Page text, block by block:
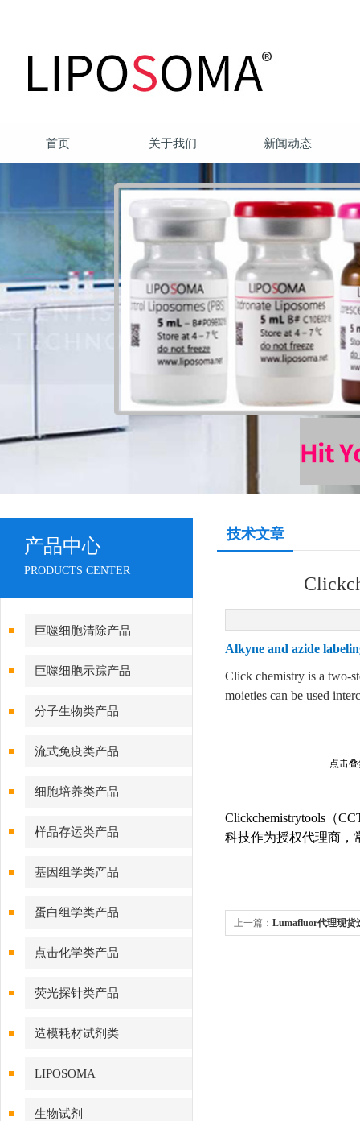
首页 关于我们 新闻动态
产品中心
PRODUCTS CENTER
巨噬细胞清除产品
巨噬细胞示踪产品
分子生物类产品
流式免疫类产品
细胞培养类产品
样品存运类产品
基因组学类产品
蛋白组学类产品
点击化学类产品
荧光探针类产品
造模耗材试剂类
LIPOSOMA
生物试剂
技术文章
Alkyne and azide
Click chemistry is a two-
moieties can be used
点击
Clickchemistrytools（
科技作为授权代理商，
上一篇： Lumafluor代理现货